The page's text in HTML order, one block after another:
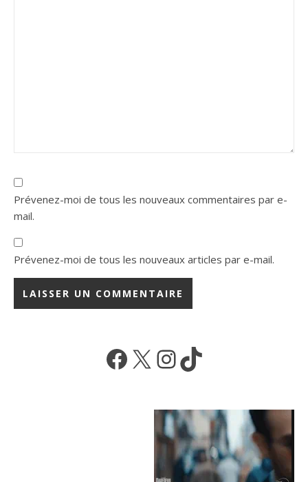
Prévenez-moi de tous les nouveaux commentaires par e-
mail.
Prévenez-moi de tous les nouveaux articles par e-mail.
Facebook
X Instagram
TikTok